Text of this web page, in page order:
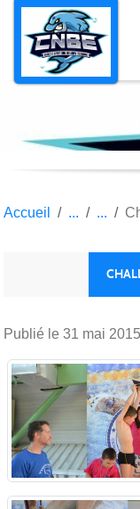
Accueil
Publié le 31 mai 2015
Panneau de gestion